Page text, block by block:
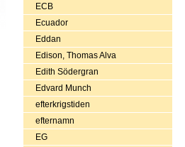
ECB
Ecuador
Eddan
Edison, Thomas Alva
Edith Södergran
Edvard Munch
efterkrigstiden
efternamn
EG